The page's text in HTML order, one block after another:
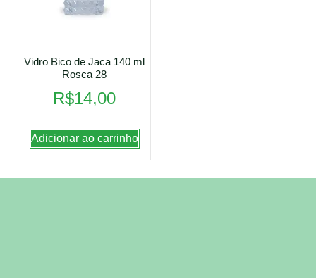
Vidro Bico de Jaca 140 ml
Rosca 28
R$14,00
Adicionar ao carrinho